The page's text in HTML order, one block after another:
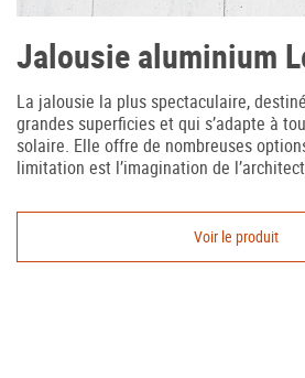
Jalousie aluminium
La jalousie la plus spectaculaire,
grandes superficies et qui s’adapte à
solaire. Elle offre de nombreuses
limitation est l’imagination de
Voir le produit